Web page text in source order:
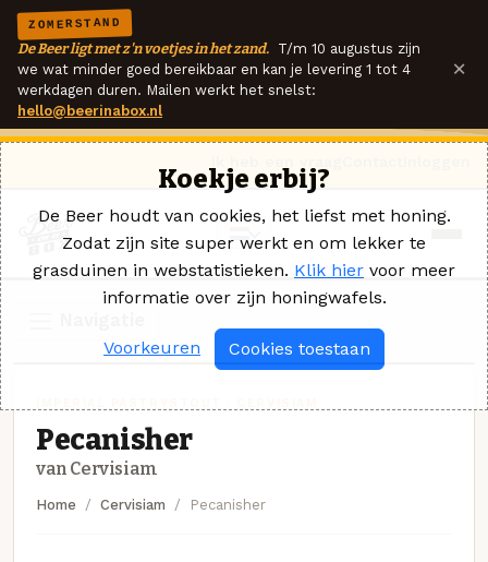
ZOMERSTAND
De Beer ligt met z'n voetjes in het zand. T/m 10 augustus zijn
we wat minder goed bereikbaar en kan je levering 1 tot 4
werkdagen duren. Mailen werkt het snelst:
hello@beerinabox.nl
×
Pecanisher
van Cervisiam
Home Cervisiam Pecanisher
Koekje erbij?
De Beer houdt van cookies, het liefst met honing.
Zodat zijn site super werkt en om lekker te
grasduinen in webstatistieken. Klik hier voor meer
informatie over zijn honingwafels.
Voorkeuren Cookies toestaan